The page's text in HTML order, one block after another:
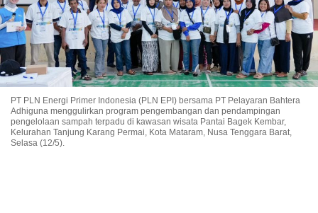
PT PLN Energi Primer Indonesia (PLN EPI) bersama PT Pelayaran Bahtera
Adhiguna menggulirkan program pengembangan dan pendampingan
pengelolaan sampah terpadu di kawasan wisata Pantai Bagek Kembar,
Kelurahan Tanjung Karang Permai, Kota Mataram, Nusa Tenggara Barat,
Selasa (12/5).